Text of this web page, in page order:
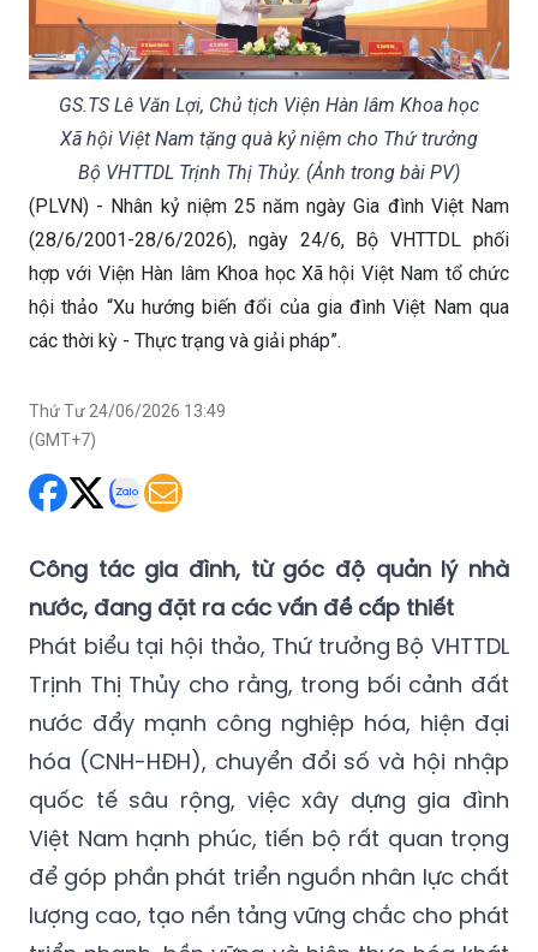
GS.TS Lê Văn Lợi, Chủ tịch Viện Hàn lâm Khoa học
Xã hội Việt Nam tặng quà kỷ niệm cho Thứ trưởng
Bộ VHTTDL Trịnh Thị Thủy. (Ảnh trong bài PV)
(PLVN) - Nhân kỷ niệm 25 năm ngày Gia đình Việt Nam
(28/6/2001-28/6/2026), ngày 24/6, Bộ VHTTDL phối
hợp với Viện Hàn lâm Khoa học Xã hội Việt Nam tổ chức
hội thảo “Xu hướng biến đổi của gia đình Việt Nam qua
các thời kỳ - Thực trạng và giải pháp”.
Thứ Tư 24/06/2026 13:49
Công tác gia đình, từ góc độ quản lý nhà
Phát biểu tại hội thảo, Thứ trưởng Bộ VHTTDL
Trịnh Thị Thủy cho rằng, trong bối cảnh đất
nước đẩy mạnh công nghiệp hóa, hiện đại
hóa (CNH-HĐH), chuyển đổi số và hội nhập
quốc tế sâu rộng, việc xây dựng gia đình
Việt Nam hạnh phúc, tiến bộ rất quan trọng
để góp phần phát triển nguồn nhân lực chất
lượng cao, tạo nền tảng vững chắc cho phát
triển nhanh, bền vững và hiện thực hóa khát
vọng xây dựng đất nước phồn vinh, hạnh